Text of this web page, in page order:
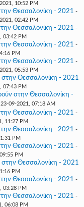
10:52 PM
Θεσσαλονίκη - 2021 -
02:42 PM
Θεσσαλονίκη - 2021 -
03:42 PM
Θεσσαλονίκη - 2021 -
PM
Θεσσαλονίκη - 2021 -
05:53 PM
στην Θεσσαλονίκη - 2021
07:43 PM
στην Θεσσαλονίκη -
09-2021, 07:18 AM
Θεσσαλονίκη - 2021 -
11:27 PM
Θεσσαλονίκη - 2021 -
PM
Θεσσαλονίκη - 2021 -
PM
στην Θεσσαλονίκη - 2021
PM
Θεσσαλονίκη - 2021 -
03:28 PM
Θεσσαλονίκη - 2021 -
06:08 PM